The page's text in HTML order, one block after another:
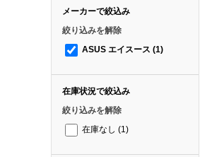
メーカーで絞込み
絞り込みを解除
ASUS エイスース (1)
在庫状況で絞込み
絞り込みを解除
在庫なし (1)